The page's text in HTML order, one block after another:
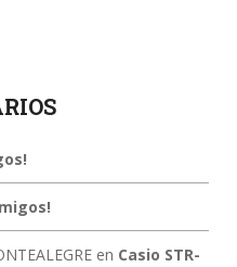
en Casio STR-